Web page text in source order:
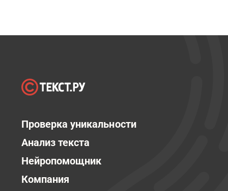
Проверка уникальности
Анализ текста
Нейропомощник
Компания